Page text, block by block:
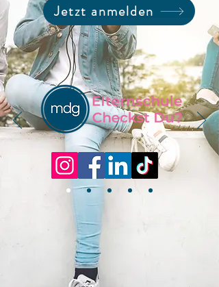
Jetzt anmelden